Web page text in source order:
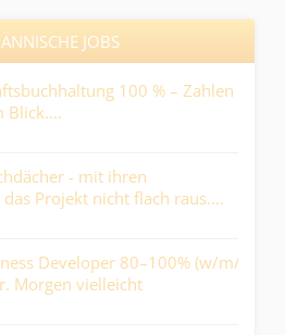
JOBS
100 % – Zahlen
Blick....
- mit ihren
Projekt nicht flach raus….
Developer 80–100% (w/m/d)
Morgen vielleicht